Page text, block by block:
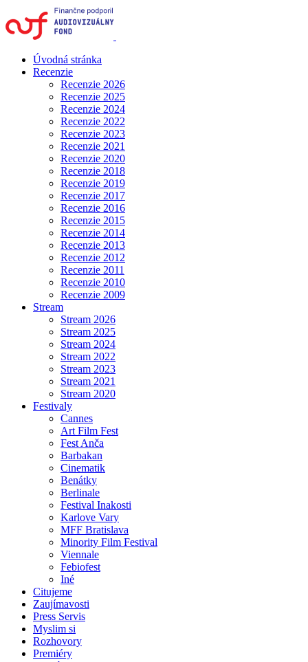
Úvodná stránka
Recenzie
Recenzie 2026
Recenzie 2025
Recenzie 2024
Recenzie 2022
Recenzie 2023
Recenzie 2021
Recenzie 2020
Recenzie 2018
Recenzie 2019
Recenzie 2017
Recenzie 2016
Recenzie 2015
Recenzie 2014
Recenzie 2013
Recenzie 2012
Recenzie 2011
Recenzie 2010
Recenzie 2009
Stream
Stream 2026
Stream 2025
Stream 2024
Stream 2022
Stream 2023
Stream 2021
Stream 2020
Festivaly
Cannes
Art Film Fest
Fest Anča
Barbakan
Cinematik
Benátky
Berlinale
Festival Inakosti
Karlove Vary
MFF Bratislava
Minority Film Festival
Viennale
Febiofest
Iné
Citujeme
Zaujímavosti
Press Servis
Myslim si
Rozhovory
Premiéry